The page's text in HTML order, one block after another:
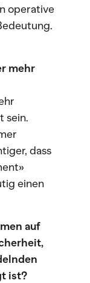
operative
mehr
sein.
dass
einen
auf
ist?